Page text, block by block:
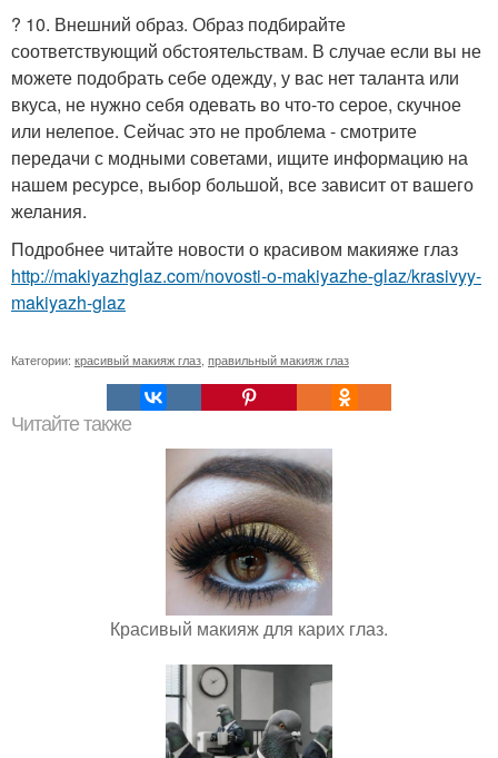
? 10. Внешний образ. Образ подбирайте
соответствующий обстоятельствам. В случае если вы не
можете подобрать себе одежду, у вас нет таланта или
вкуса, не нужно себя одевать во что-то серое, скучное
или нелепое. Сейчас это не проблема - смотрите
передачи с модными советами, ищите информацию на
нашем ресурсе, выбор большой, все зависит от вашего
желания.
Подробнее читайте новости о красивом макияже глаз
http://makiyazhglaz.com/novosti-o-makiyazhe-glaz/krasivyy-
makiyazh-glaz
Категории: красивый макияж глаз правильный макияж глаз
Читайте также
Красивый макияж для карих глаз.